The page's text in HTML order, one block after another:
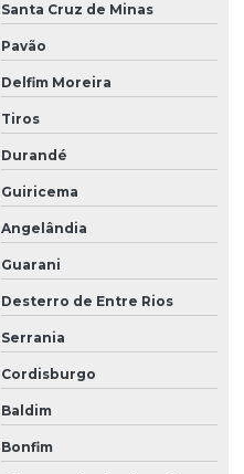
Santa Cruz de Minas
Pavão
Delfim Moreira
Tiros
Durandé
Guiricema
Angelândia
Guarani
Desterro de Entre Rios
Serrania
Cordisburgo
Baldim
Bonfim